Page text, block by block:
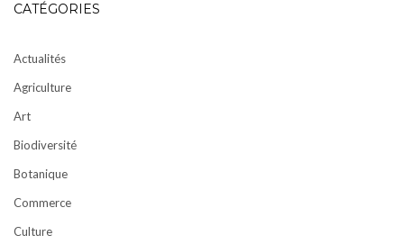
CATÉGORIES
Actualités
Agriculture
Art
Biodiversité
Botanique
Commerce
Culture